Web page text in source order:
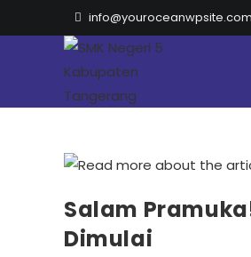
info@youroceanwpsite.com
Salam
Dimulai